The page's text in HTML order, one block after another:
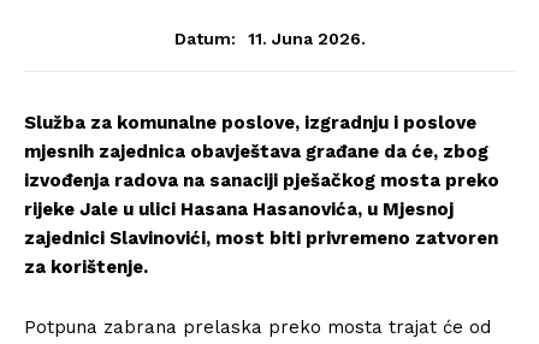
Datum: 11. Juna 2026.
Služba za komunalne poslove, izgradnju i poslove
mjesnih zajednica obavještava građane da će, zbog
izvođenja radova na sanaciji pješačkog mosta preko
rijeke Jale u ulici Hasana Hasanovića, u Mjesnoj
zajednici Slavinovići, most biti privremeno zatvoren
za korištenje.
Potpuna zabrana prelaska preko mosta trajat će od